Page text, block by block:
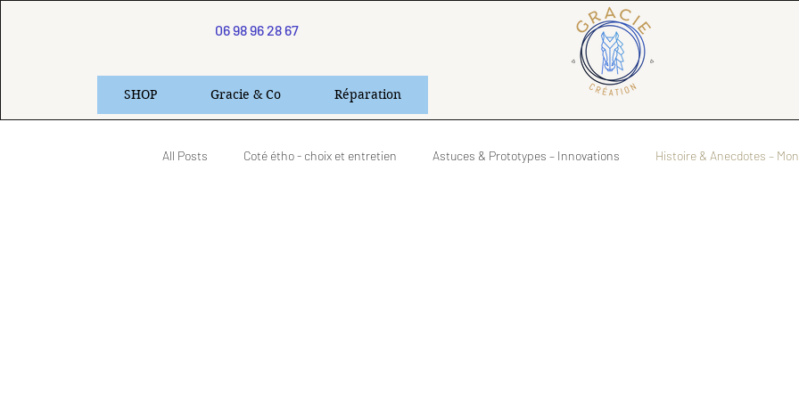
06 98 96 28 67
SHOP Gracie & Co Réparation
All Posts Coté étho - choix et entretien Astuces & Prototypes – Innovations Histoire & Anecdotes –